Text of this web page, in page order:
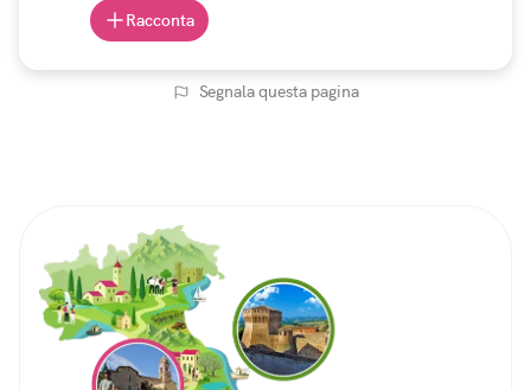
Racconta
Segnala questa pagina